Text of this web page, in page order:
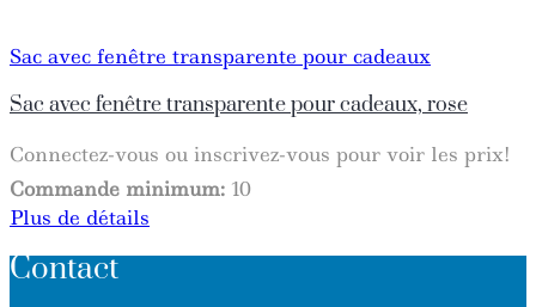
Sac avec fenêtre transparente pour cadeaux
Sac avec fenêtre transparente pour cadeaux, rose
Connectez-vous ou inscrivez-vous pour voir les prix!
Commande minimum: 10
Plus de détails
Contact